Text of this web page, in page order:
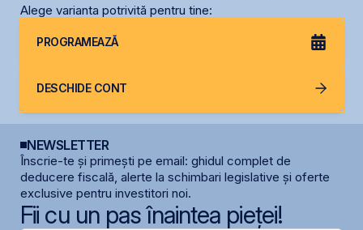
Alege varianta potrivită pentru tine:
PROGRAMEAZĂ
DESCHIDE CONT
NEWSLETTER
Înscrie-te și primești pe email: ghidul complet de
deducere fiscală, alerte la schimbari legislative și oferte
exclusive pentru investitori noi.
Fii cu un pas înaintea pieței!